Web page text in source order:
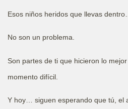
Esos niños heridos que llevas
No son un problema.
Son partes de ti que hicieron lo
momento difícil.
Y hoy… siguen esperando que tú, el